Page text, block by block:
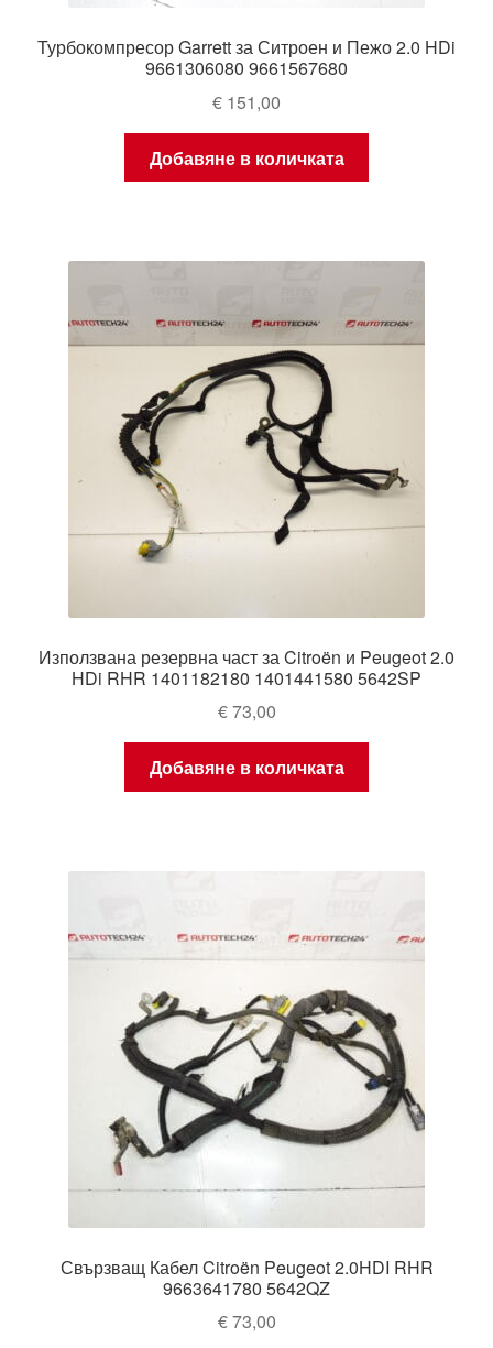
Турбокомпресор Garrett за Ситроен и Пежо 2.0 HDi
9661306080 9661567680
€ 151,00
Добавяне в количката
Използвана резервна част за Citroën и Peugeot 2.0
HDi RHR 1401182180 1401441580 5642SP
€73,00
Добавяне в количката
Свързващ Кабел Citroën Peugeot 2.0HDI RHR
9663641780 5642QZ
€73,00